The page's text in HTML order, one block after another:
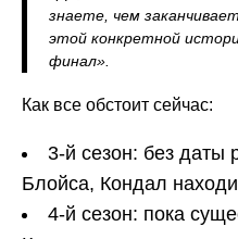
знаете, чем
этой конкретной
финал».
Как все обстоит сейчас:
3-й сезон: без даты
Блойса, Кондал
4-й сезон: пока